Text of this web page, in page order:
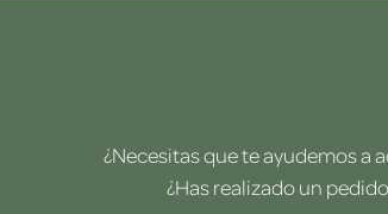
¿Necesitas que te ayudemos a
¿Has realizado un